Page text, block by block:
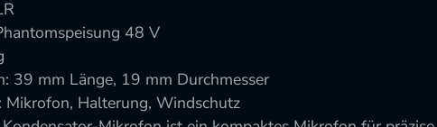
48 V
39 mm Länge, 19 mm Durchmesser
Mikrofon, Halterung, Windschutz